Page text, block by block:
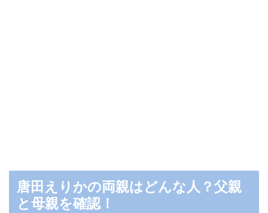
唐田えりかの両親はどんな人？父親
と母親を確認！